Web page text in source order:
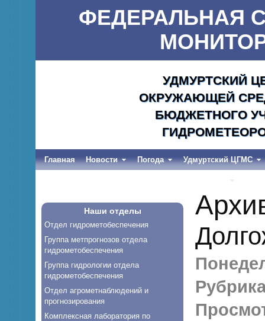
ФЕДЕРАЛЬНАЯ
УДМУРТСКИЙ
ОКРУЖАЮЩЕЙ
БЮДЖЕТНОГО
Главная Новости Погода Удмуртский ЦГМС
Наши отделы
Отдел гидрометобеспечения
Группа метпрогнозов отдела
гидрометобеспечения
Группа гидрологии отдела
гидрометобеспечения
Отдел агрометнаблюдений и
прогнозирования
Комплексная лаборатория по